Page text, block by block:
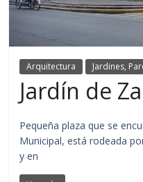
Arquitectura Jardines,
Jardín de
Pequeña plaza que se
Municipal, está rodeada
y en